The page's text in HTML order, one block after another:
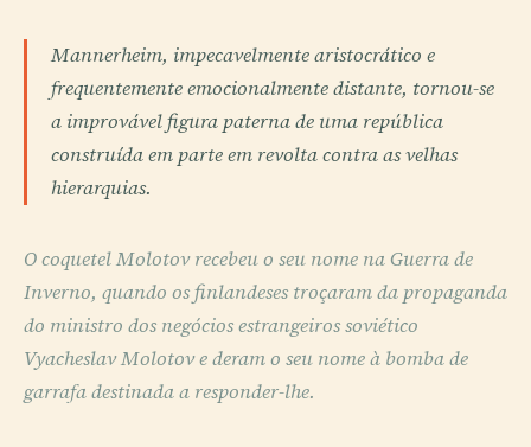
Mannerheim, impecavelmente aristocrático e
frequentemente emocionalmente distante, tornou-se
a improvável figura paterna de uma república
construída em parte em revolta contra as velhas
hierarquias.
O coquetel Molotov recebeu o seu nome na Guerra de
Inverno, quando os finlandeses troçaram da propaganda
do ministro dos negócios estrangeiros soviético
Vyacheslav Molotov e deram o seu nome à bomba de
garrafa destinada a responder-lhe.